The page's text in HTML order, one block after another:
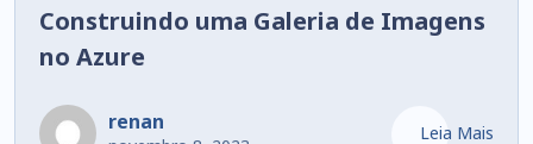
Construindo uma Galeria de Imagens
no Azure
renan Leia Mais